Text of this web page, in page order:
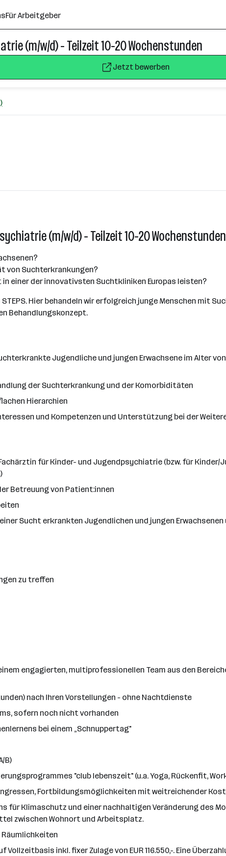
Für Arbeitgeber
(m/w/d) - Teilzeit 10-20 Wochenstunden
Jetzt bewerben
(m/w/d) - Teilzeit 10-20 Wochenstunden
von Suchterkrankungen?
einer der innovativsten Suchtkliniken Europas leisten?
STEPS. Hier behandeln wir erfolgreich junge Menschen mit
Behandlungskonzept.
Jugendliche und jungen Erwachsene im Alter
der Suchterkrankung und der Komorbiditäten
Hierarchien
und Kompetenzen und Unterstützung bei der
für Kinder- und Jugendpsychiatrie (bzw. für
Betreuung von Patient:innen
Sucht erkrankten Jugendlichen und jungen
zu treffen
engagierten, multiprofessionellen Team aus den
nach Ihren Vorstellungen - ohne Nachtdienste
sofern noch nicht vorhanden
bei einem „Schnuppertag"
B)
"club lebenszeit" (u.a. Yoga, Rückenfit,
Fortbildungsmöglichkeiten mit weitreichender
für Klimaschutz und einer nachhaltigen Veränderung des
zwischen Wohnort und Arbeitsplatz.
inkl. fixer Zulage von EUR 116.550,-. Eine